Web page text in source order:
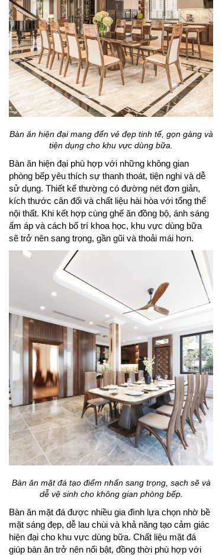
Bàn ăn hiện đại mang đến vẻ đẹp tinh tế, gọn gàng và
tiện dụng cho khu vực dùng bữa.
Bàn ăn hiện đại phù hợp với những không gian
phòng bếp yêu thích sự thanh thoát, tiện nghi và dễ
sử dụng. Thiết kế thường có đường nét đơn giản,
kích thước cân đối và chất liệu hài hòa với tổng thể
nội thất. Khi kết hợp cùng ghế ăn đồng bộ, ánh sáng
ấm áp và cách bố trí khoa học, khu vực dùng bữa
sẽ trở nên sang trọng, gần gũi và thoải mái hơn.
Bàn ăn mặt đá tạo điểm nhấn sang trọng, sạch sẽ và
dễ vệ sinh cho không gian phòng bếp.
Bàn ăn mặt đá được nhiều gia đình lựa chọn nhờ bề
mặt sáng đẹp, dễ lau chùi và khả năng tạo cảm giác
hiện đại cho khu vực dùng bữa. Chất liệu mặt đá
giúp bàn ăn trở nên nổi bật, đồng thời phù hợp với